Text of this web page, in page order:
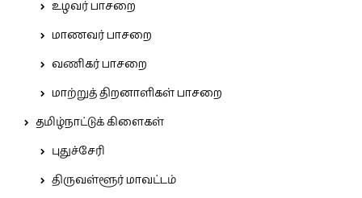
உழவர் பாசறை
மாணவர் பாசறை
வணிகர் பாசறை
மாற்றுத் திறனாளிகள் பாசறை
தமிழ்நாட்டுக் கிளைகள்
புதுச்சேரி
திருவள்ளூர் மாவட்டம்